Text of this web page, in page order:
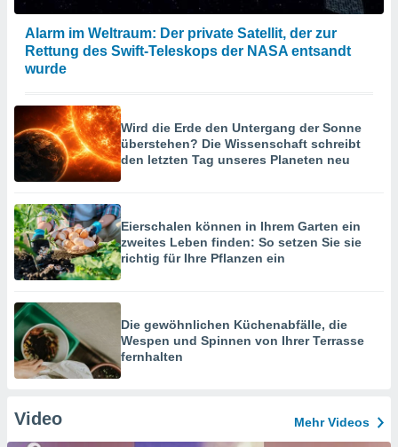
Alarm im Weltraum: Der private Satellit, der zur
Rettung des Swift-Teleskops der NASA entsandt
wurde
Wird die Erde den Untergang der Sonne
überstehen? Die Wissenschaft schreibt
den letzten Tag unseres Planeten neu
Eierschalen können in Ihrem Garten ein
zweites Leben finden: So setzen Sie sie
richtig für Ihre Pflanzen ein
Die gewöhnlichen Küchenabfälle, die
Wespen und Spinnen von Ihrer Terrasse
fernhalten
Video Mehr Videos